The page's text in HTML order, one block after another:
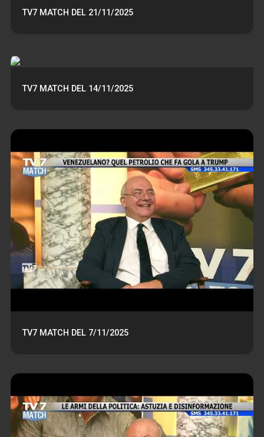
TV7 MATCH DEL 21/11/2025
TV7 MATCH DEL 14/11/2025
TV7 MATCH DEL 7/11/2025